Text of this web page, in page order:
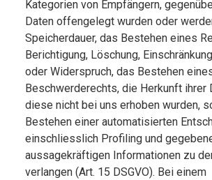
Kategorien von Empfängern,
Daten offengelegt wurden oder
Speicherdauer, das Bestehen eines
Berichtigung, Löschung,
oder Widerspruch, das Bestehen
Beschwerderechts, die Herkunft ihrer
diese nicht bei uns erhoben wurden,
Bestehen einer automatisierten
einschliesslich Profiling und
aussagekräftigen Informationen zu
verlangen (Art. 15 DSGVO). Bei einem